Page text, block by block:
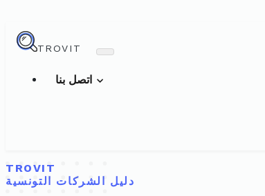
TROVIT
TROVIT
دليل الشركات التونسية